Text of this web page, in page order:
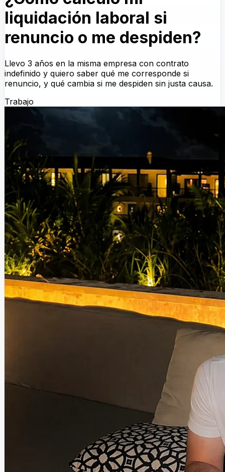
liquidación laboral si
renuncio o me despiden?
Llevo 3 años en la misma empresa con contrato
indefinido y quiero saber qué me corresponde si
renuncio, y qué cambia si me despiden sin justa causa.
Trabajo